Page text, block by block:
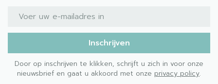
E-mail adres
Inschrijven
Door op inschrijven te klikken, schrijft u zich in voor onze
nieuwsbrief en gaat u akkoord met onze privacy policy.